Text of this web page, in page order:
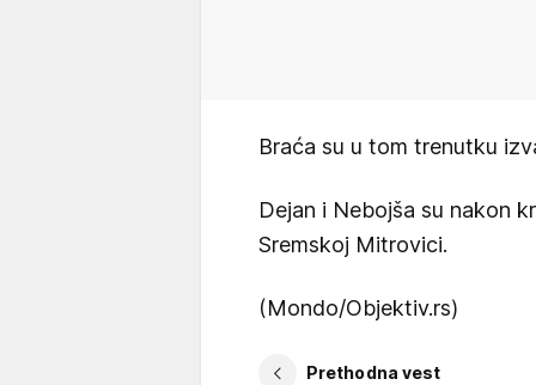
Braća su u tom trenutku
Dejan i Nebojša su nakon
Sremskoj Mitrovici.
(Mondo/Objektiv.rs)
Prethodna vest